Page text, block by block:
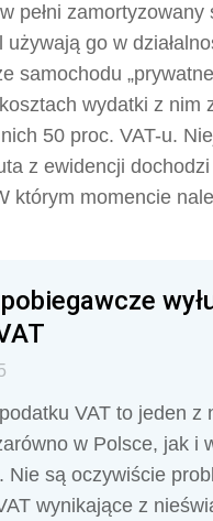
pełni zamortyzowany
używają go w
samochodu
wydatki z nim
50 proc. VAT-u.
z ewidencji
którym momencie
VAT to jeden z
w Polsce, jak i
Nie są oczywiście
wynikające z